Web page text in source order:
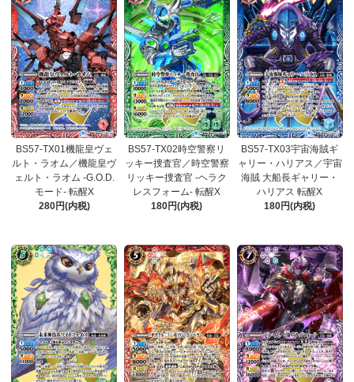
BS57-TX01機龍皇ヴェ
ルト・ラオム／機龍皇ヴ
ェルト・ラオム -G.O.D.
モード- 転醒X
280円(内税)
BS57-TX02時空警察リ
ッキー捜査官／時空警察
リッキー捜査官 -ヘラク
レスフォーム- 転醒X
180円(内税)
BS57-TX03宇宙海賊ギ
ャリー・ハリアス／宇宙
海賊 大船長ギャリー・
ハリアス 転醒X
180円(内税)